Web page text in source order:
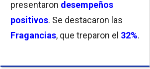
presentaron desempeños
positivos. Se destacaron las
Fragancias, que treparon el 32%.